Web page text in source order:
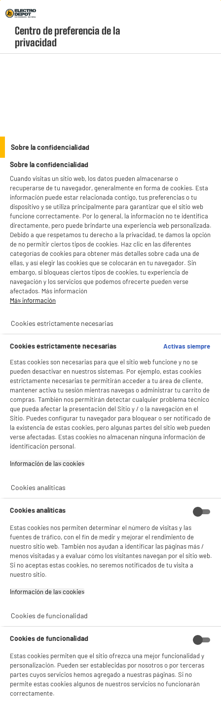
Menú
geolocation-header-icon-text
account
LEGANÉS, MADRID
product_list_sticky_button_Filter
★★★★★
★★★★★
4.5/5 (90)
compare_product
Lector Blu-ray THOMSON THB330
decodificador : Dts Hd
Conectores : Usb,Hdmi
68€94
★★★★★
★★★★★
4.2/5(31)
compare_product
TCL/THOMSON
Tipo : Específico de un marca
Número de dispositivos : 1
14€98
★★★★★
★★★★★
4.4/5( 386)
compare_product
Conectores : Euroconector,Hdmi
ELECTROCHOLLOS
★★★★★
★★★★★
3.9/5(37 )
Tipo : Lector DVD pantalla giratoria
Tamaño de pantalla en pulgadas : 10 "
82€
Rechazar todas
BIENVENIDO a ELECTRO
DEPOT
Con el fin de mejorar tu experiencia, y tras tu consentimiento, ELECTRO DEPOT
y sus socios utilizan cookies que procesan tus datos personales para:
- compartir contenido adaptado a tus preferencias
- ofrecer publicidad y comunicaciones personalizadas
- facilitar el intercambio de contenido en las redes sociales
- analizar el tráfico en nuestro sitio web Consulta la política de cookies.
Si aceptas, la experiencia será aún mejor. Si no acepta, se utilizarán cookies
¡Buena visita!
Gestionar cookies
✔ ACEPTAR TODAS
Centro de preferencia de la
privacidad
Sobre la confidencialidad
Sobre la confidencialidad
Cuando visitas un sitio web, los datos pueden almacenarse o
recuperarse de tu navegador, generalmente en forma de cookies. Esta
información puede estar relacionada contigo, tus preferencias o tu
dispositivo y se utiliza principalmente para garantizar que el sitio web
funcione correctamente. Por lo general, la información no te identifica
directamente, pero puede brindarte una experiencia web personalizada.
Debido a que respetamos tu derecho a la privacidad, te damos la opción
de no permitir ciertos tipos de cookies. Haz clic en las diferentes
categorías de cookies para obtener más detalles sobre cada una de
ellas, y así elegir las cookies que se colocarán en tu navegador. Sin
embargo, si bloqueas ciertos tipos de cookies, tu experiencia de
navegación y los servicios que podemos ofrecerte pueden verse
afectados. Más información
Más información
Cookies estrictamente necesarias
Cookies estrictamente necesarias
Activas siempre
Estas cookies son necesarias para que el sitio web funcione y no se
pueden desactivar en nuestros sistemas. Por ejemplo, estas cookies
estrictamente necesarias te permitirán acceder a tu área de cliente,
mantener activa tu sesión mientras navegas o administrar tu carrito de
compras. También nos permitirán detectar cualquier problema técnico
que pueda afectar la presentación del Sitio y / o la navegación en el
Sitio. Puedes configurar tu navegador para bloquear o ser notificado de
la existencia de estas cookies, pero algunas partes del sitio web pueden
verse afectadas. Estas cookies no almacenan ninguna información de
identificación personal.
Información de las cookies‎
Cookies analíticas
Cookies analíticas
Estas cookies nos permiten determinar el número de visitas y las
fuentes de tráfico, con el fin de medir y mejorar el rendimiento de
nuestro sitio web. También nos ayudan a identificar las páginas más /
menos visitadas y a evaluar cómo los visitantes navegan por el sitio web.
Si no aceptas estas cookies, no seremos notificados de tu visita a
nuestro sitio.
Información de las cookies‎
Cookies de funcionalidad
Cookies de funcionalidad
Estas cookies permiten que el sitio ofrezca una mejor funcionalidad y
personalización. Pueden ser establecidas por nosotros o por terceras
partes cuyos servicios hemos agregado a nuestras páginas. Si no
permite estas cookies algunos de nuestros servicios no funcionarán
correctamente.